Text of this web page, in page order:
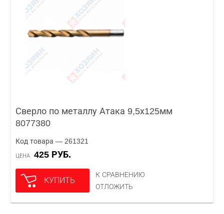
Сверло по металлу Атака 9,5х125мм
8077380
Код товара — 261321
ЦЕНА 425 РУБ.
КУПИТЬ
К СРАВНЕНИЮ
ОТЛОЖИТЬ